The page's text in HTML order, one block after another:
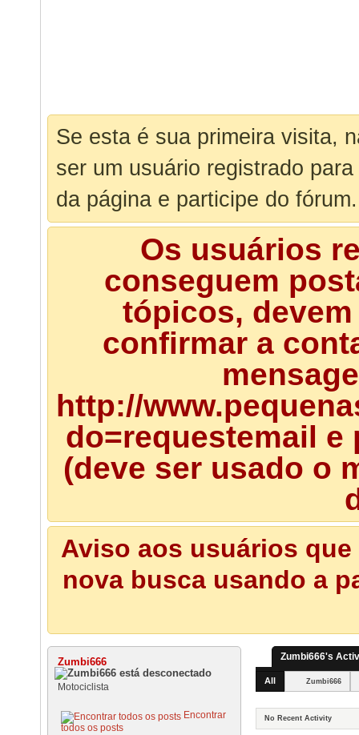
Se esta é sua primeira visita,
ser um usuário registrado
da página e participe do fórum.
Os usuários
conseguem
tópicos,
confirmar a
http://
do=requestemail
(deve ser usado o
Aviso aos usuários
nova busca usando a
Zumbi666
Motociclista
Encontrar
todos os posts
Zumbi666's
All Zumbi666
No Recent Activity